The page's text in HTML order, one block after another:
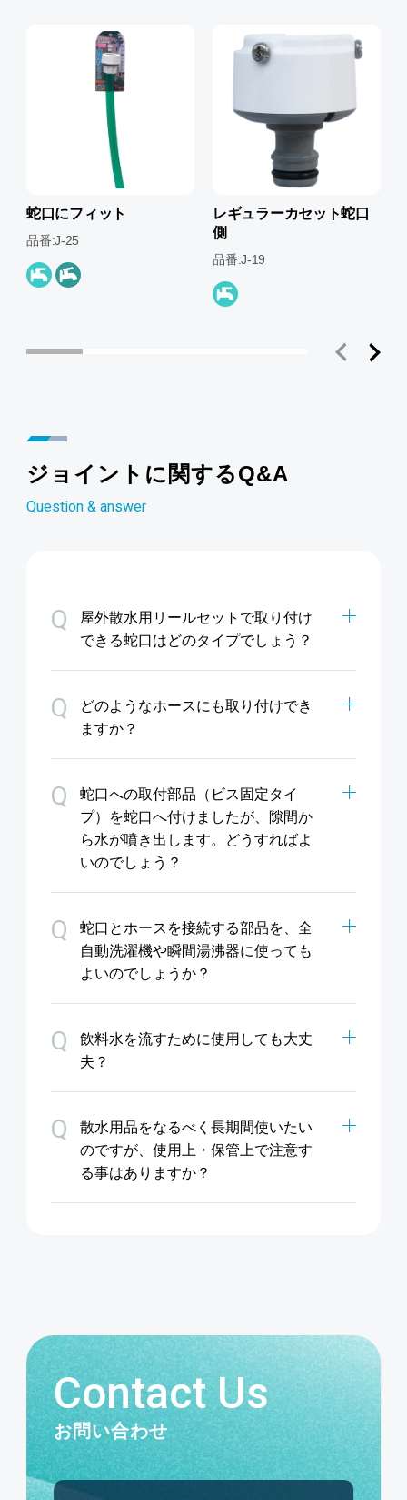
蛇口にフィット
品番:J-25
レギュラーカセット蛇口
側
品番:J-19
ジョイントに関するQ&A
Question & answer
Q
屋外散水用リールセットで取り付け
できる蛇口はどのタイプでしょう？
Q
どのようなホースにも取り付けでき
ますか？
Q
蛇口への取付部品（ビス固定タイ
プ）を蛇口へ付けましたが、隙間か
ら水が噴き出します。どうすればよ
いのでしょう？
Q
蛇口とホースを接続する部品を、全
自動洗濯機や瞬間湯沸器に使っても
よいのでしょうか？
Q
飲料水を流すために使用しても大丈
夫？
Q
散水用品をなるべく長期間使いたい
のですが、使用上・保管上で注意す
る事はありますか？
Contact Us
お問い合わせ